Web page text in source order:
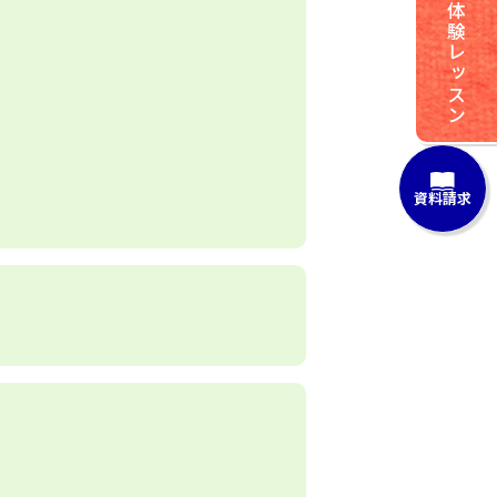
体験レッスン
資料請求